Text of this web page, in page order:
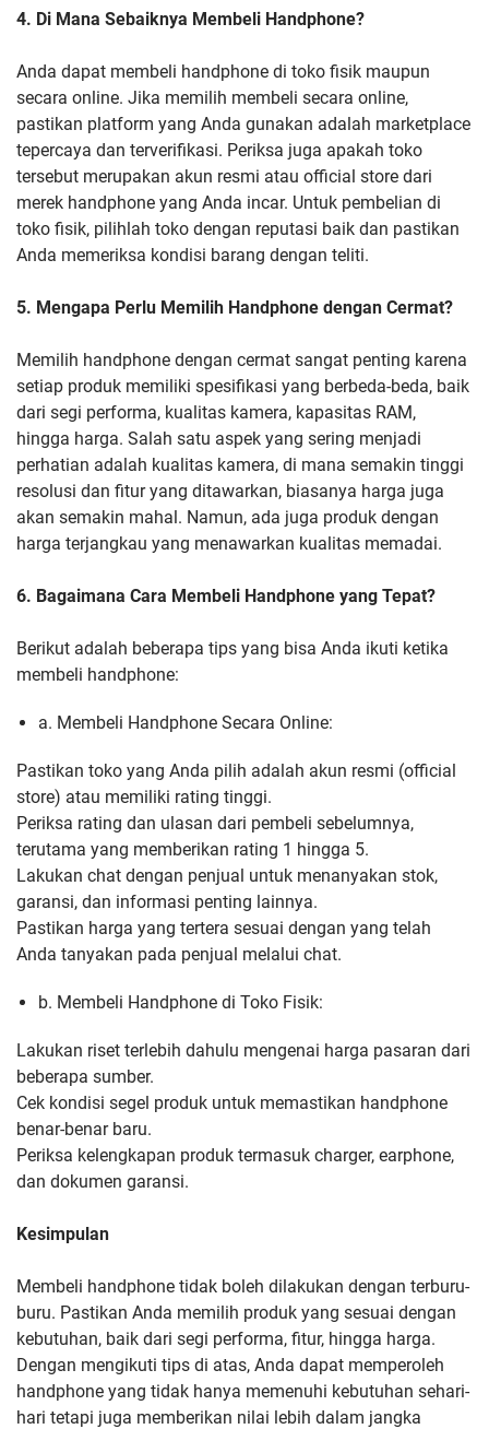
4. Di Mana Sebaiknya Membeli Handphone?
Anda dapat membeli handphone di toko fisik maupun
secara online. Jika memilih membeli secara online,
pastikan platform yang Anda gunakan adalah marketplace
tepercaya dan terverifikasi. Periksa juga apakah toko
tersebut merupakan akun resmi atau official store dari
merek handphone yang Anda incar. Untuk pembelian di
toko fisik, pilihlah toko dengan reputasi baik dan pastikan
Anda memeriksa kondisi barang dengan teliti.
5. Mengapa Perlu Memilih Handphone dengan Cermat?
Memilih handphone dengan cermat sangat penting karena
setiap produk memiliki spesifikasi yang berbeda-beda, baik
dari segi performa, kualitas kamera, kapasitas RAM,
hingga harga. Salah satu aspek yang sering menjadi
perhatian adalah kualitas kamera, di mana semakin tinggi
resolusi dan fitur yang ditawarkan, biasanya harga juga
akan semakin mahal. Namun, ada juga produk dengan
harga terjangkau yang menawarkan kualitas memadai.
6. Bagaimana Cara Membeli Handphone yang Tepat?
Berikut adalah beberapa tips yang bisa Anda ikuti ketika
membeli handphone:
a. Membeli Handphone Secara Online:
Pastikan toko yang Anda pilih adalah akun resmi (official
store) atau memiliki rating tinggi.
Periksa rating dan ulasan dari pembeli sebelumnya,
terutama yang memberikan rating 1 hingga 5.
Lakukan chat dengan penjual untuk menanyakan stok,
garansi, dan informasi penting lainnya.
Pastikan harga yang tertera sesuai dengan yang telah
Anda tanyakan pada penjual melalui chat.
b. Membeli Handphone di Toko Fisik:
Lakukan riset terlebih dahulu mengenai harga pasaran dari
beberapa sumber.
Cek kondisi segel produk untuk memastikan handphone
benar-benar baru.
Periksa kelengkapan produk termasuk charger, earphone,
dan dokumen garansi.
Kesimpulan
Membeli handphone tidak boleh dilakukan dengan terburu-
buru. Pastikan Anda memilih produk yang sesuai dengan
kebutuhan, baik dari segi performa, fitur, hingga harga.
Dengan mengikuti tips di atas, Anda dapat memperoleh
handphone yang tidak hanya memenuhi kebutuhan sehari-
hari tetapi juga memberikan nilai lebih dalam jangka